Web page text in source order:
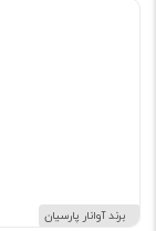
برند آوانار پارسیان